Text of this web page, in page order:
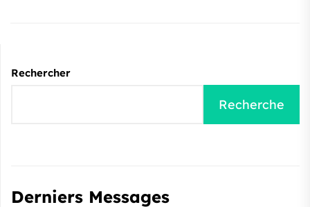
Rechercher
Recherche
Derniers Messages